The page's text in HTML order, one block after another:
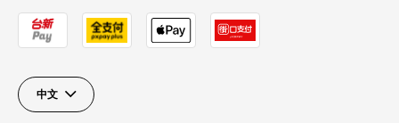
中文